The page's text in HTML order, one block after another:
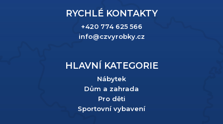
RYCHLÉ KONTAKTY
+420 774 625 566
info@czvyrobky.cz
HLAVNÍ KATEGORIE
Nábytek
Dům a zahrada
Pro děti
Sportovní vybavení